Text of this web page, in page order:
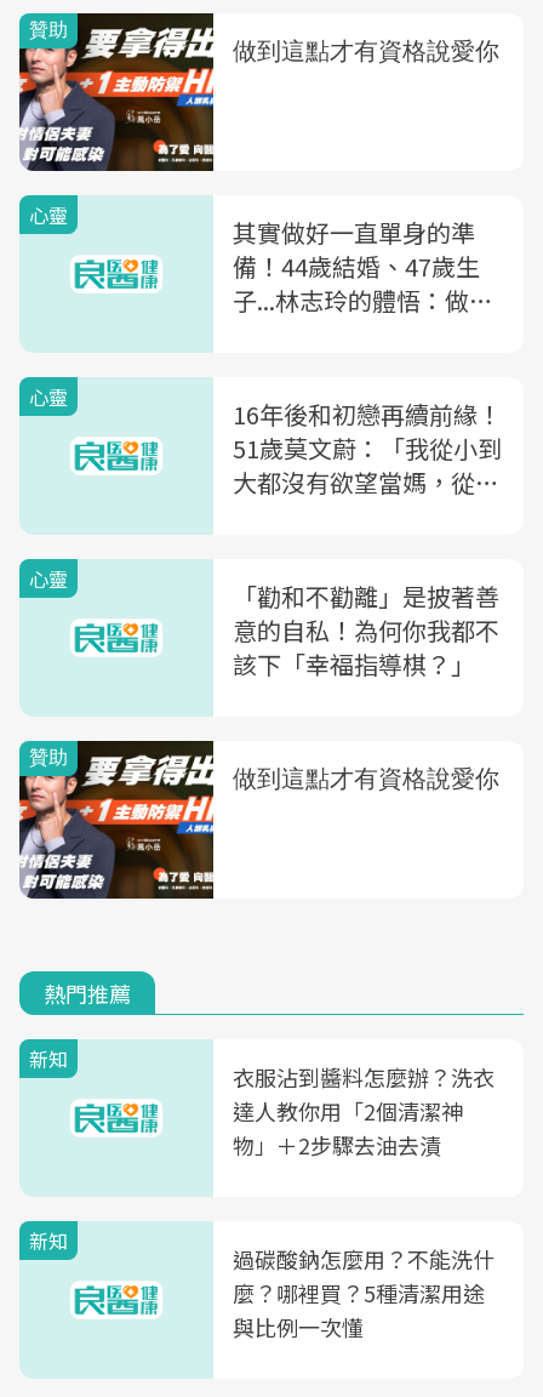
心靈
其實做好一直單身的準
備！44歲結婚、47歲生
子...林志玲的體悟：做一
心靈
16年後和初戀再續前緣！
51歲莫文蔚：「我從小到
大都沒有欲望當媽，從沒
心靈
「勸和不勸離」是披著善
意的自私！為何你我都不
該下「幸福指導棋？」
熱門推薦
新知
衣服沾到醬料怎麼辦？洗衣
達人教你用「2個清潔神
物」＋2步驟去油去漬
新知
過碳酸鈉怎麼用？不能洗什
麼？哪裡買？5種清潔用途
與比例一次懂